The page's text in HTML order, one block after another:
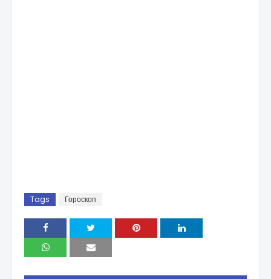
Tags Гороскоп